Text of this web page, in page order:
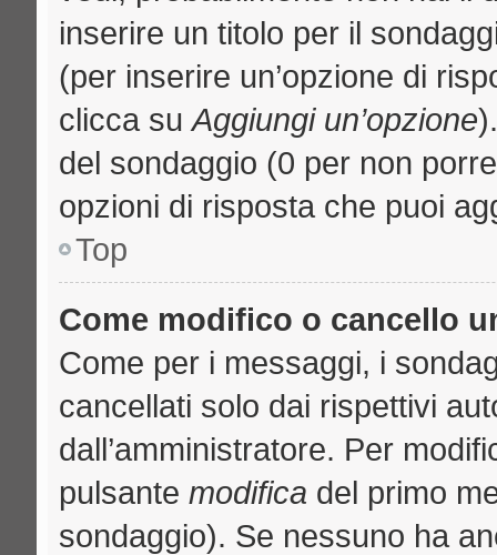
inserire un titolo per il
(per inserire un’opzione di
clicca suAggiungi un’opzione
del sondaggio (0 per non
opzioni di risposta che puoi
Top
Come modifico o cancello
Come per i messaggi, i
cancellati solo dai rispettivi
dall’amministratore. Per
pulsante modifica del primo
sondaggio). Se nessuno ha